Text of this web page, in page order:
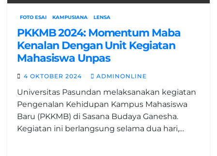
FOTO ESAI KAMPUSIANA LENSA
PKKMB 2024: Momentum Maba
Kenalan Dengan Unit Kegiatan
Mahasiswa Unpas
4 OKTOBER 2024 ADMINONLINE
Universitas Pasundan melaksanakan kegiatan
Pengenalan Kehidupan Kampus Mahasiswa
Baru (PKKMB) di Sasana Budaya Ganesha.
Kegiatan ini berlangsung selama dua hari,…